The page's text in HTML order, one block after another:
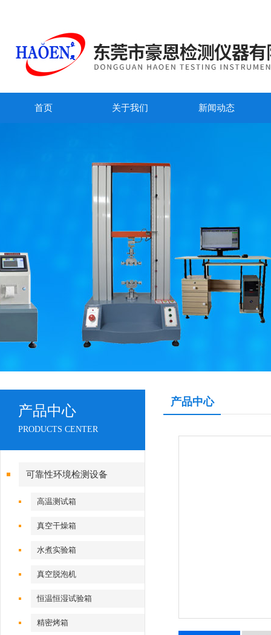
首页 关于我们 新闻动态
产品中心
PRODUCTS CENTER
可靠性环境检测设备
高温测试箱
真空干燥箱
水煮实验箱
真空脱泡机
恒温恒湿试验箱
精密烤箱
产品中心